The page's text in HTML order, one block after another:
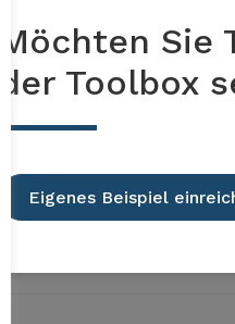
Möchten Sie
der Toolbox
Eigenes Beispiel